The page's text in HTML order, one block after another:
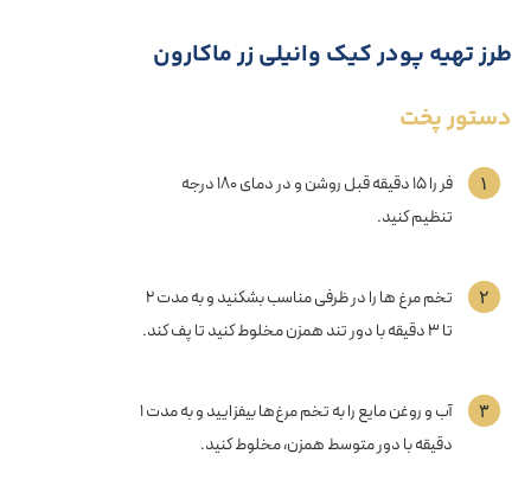
طرز تهیه پودر کیک وانیلی زر ماکارون
دستور پخت
۱
فر را ۱۵ دقیقه قبل روشن و در دمای ۱۸۰ درجه
تنظیم کنید.
۲
تخم مرغ ها را در ظرفی مناسب بشکنید و به مدت ۲
تا ۳ دقیقه با دور تند همزن مخلوط کنید تا پف کند.
۳
آب و روغن مایع را به تخم مرغ‌ها بیفزایید و به مدت ۱
دقیقه با دور متوسط همزن، مخلوط کنید.